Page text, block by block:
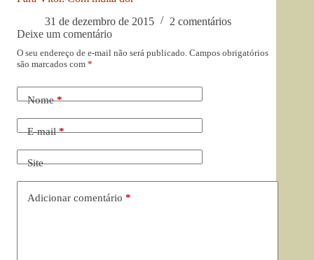
31 de dezembro de 2015
2 comentários
Deixe um comentário
O seu endereço de e-mail não será publicado. Campos obrigatórios
são marcados com *
Nome*
E-mail*
Site
Adicionar comentário *